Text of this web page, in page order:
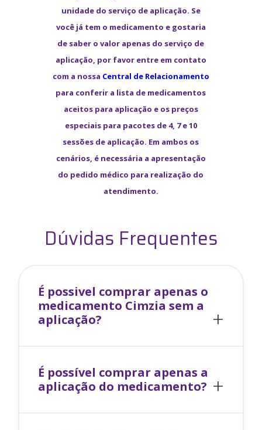
unidade do serviço de aplicação. Se
você já tem o medicamento e gostaria
de saber o valor apenas do serviço de
aplicação, por favor entre em contato
com a nossa Central de Relacionamento
para conferir a lista de medicamentos
aceitos para aplicação e os preços
especiais para pacotes de 4, 7 e 10
sessões de aplicação. Em ambos os
cenários, é necessária a apresentação
do pedido médico para realização do
atendimento.
Dúvidas Frequentes
É possivel comprar apenas o
medicamento Cimzia sem a
aplicação?
É possível comprar apenas a
aplicação do medicamento?